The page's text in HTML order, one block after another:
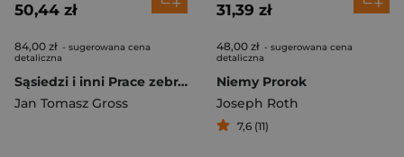
50,44 zł
84,00 zł - sugerowana cena
detaliczna
Sąsiedzi i inni Prace zebrane na temat Zagłady
Jan Tomasz Gross
31,39 zł
48,00 zł - sugerowana cena
detaliczna
Niemy Prorok
Joseph Roth
7,6 (11)